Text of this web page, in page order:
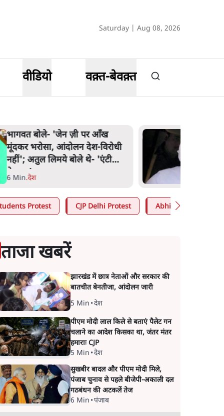
Saturday | Aug 08, 2026
वीडियो वक़्त-बेवक़्त
अतीक अहमद के बेटे अबान अहमद
की सड़क हादसे में मौत, जेल में बंद
भाई से मिलने जा रहे थे
5 Min.उत्तर प्रदेश
Protest CJP Delhi Protest Abhijeet Dipke
ताजा खबरें
झारखंड में छात्र नेताओं और सरकार की
बातचीत बेनतीजा, आंदोलन जारी
5 Min •देश
पीएम मोदी लाल किले से बताएं पैलेट गन
चलाने का आदेश किसका था, जंतर मंतर
हमाराः CJP
5 Min •देश
सुखबीर बादल और पीएम मोदी मिले,
पंजाब चुनाव से पहले बीजेपी-अकाली दल
गठबंधन की अटकलें तेज
6 Min •पंजाब